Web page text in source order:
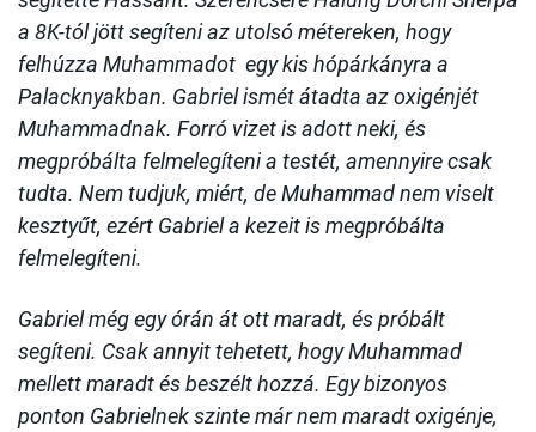
a 8K-tól jött segíteni az utolsó métereken, hogy
felhúzza Muhammadot egy kis hópárkányra a
Palacknyakban. Gabriel ismét átadta az oxigénjét
Muhammadnak. Forró vizet is adott neki, és
megpróbálta felmelegíteni a testét, amennyire csak
tudta. Nem tudjuk, miért, de Muhammad nem viselt
kesztyűt, ezért Gabriel a kezeit is megpróbálta
felmelegíteni.
Gabriel még egy órán át ott maradt, és próbált
segíteni. Csak annyit tehetett, hogy Muhammad
mellett maradt és beszélt hozzá. Egy bizonyos
ponton Gabrielnek szinte már nem maradt oxigénje,